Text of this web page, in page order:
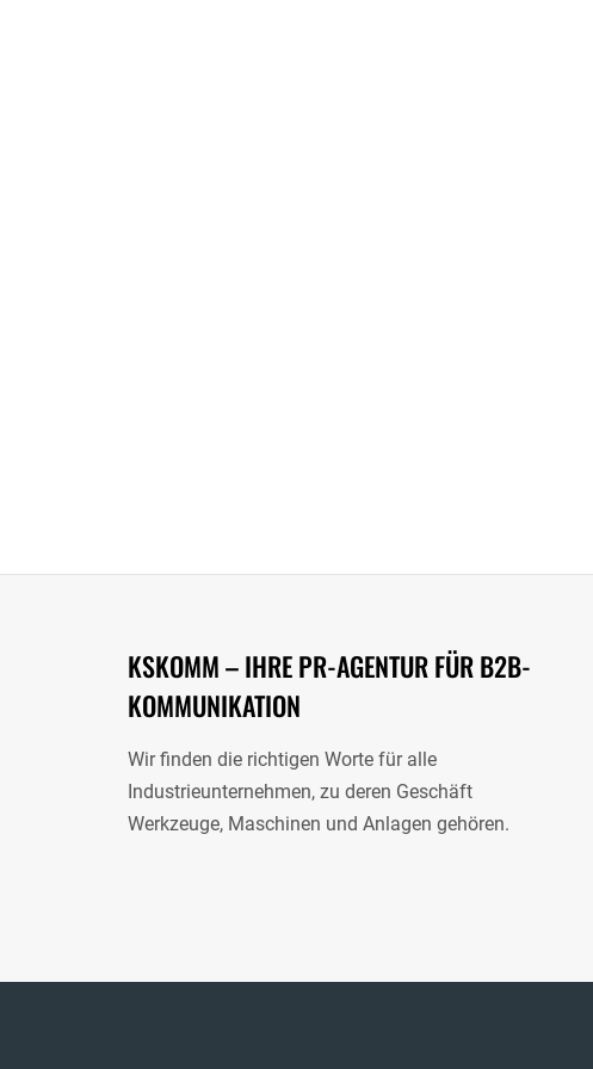
KSKOMM – IHRE PR-AGENTUR FÜR B2B-
KOMMUNIKATION
Wir finden die richtigen Worte für alle
Industrieunternehmen, zu deren Geschäft
Werkzeuge, Maschinen und Anlagen gehören.